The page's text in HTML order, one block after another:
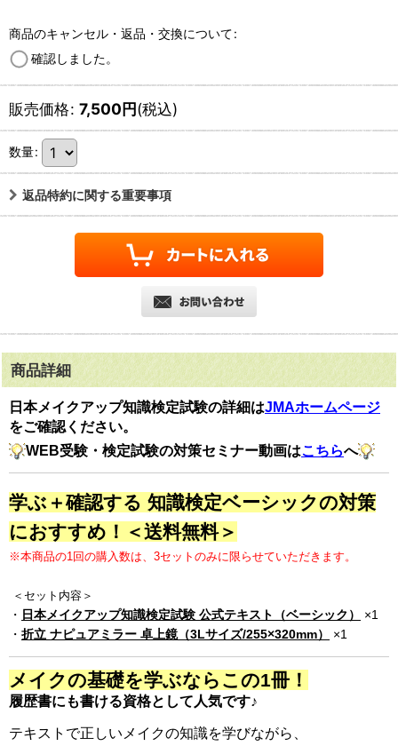
商品のキャンセル・返品・交換について:
確認しました。
販売価格: 7,500円(税込)
数量:
返品特約に関する重要事項
商品詳細
日本メイクアップ知識検定試験の詳細はJMAホームページ
をご確認ください。
WEB受験・検定試験の対策セミナー動画はこちらへ
学ぶ＋確認する 知識検定ベーシックの対策
におすすめ！＜送料無料＞
※本商品の1回の購入数は、3セットのみに限らせていただきます。
＜セット内容＞
・ 日本メイクアップ知識検定試験 公式テキスト（ベーシック）
×1
・ 折立 ナピュアミラー 卓上鏡（3Lサイズ/255×320mm） ×1
メイクの基礎を学ぶならこの1冊！
履歴書にも書ける資格として人気です♪
テキストで正しいメイクの知識を学びながら、